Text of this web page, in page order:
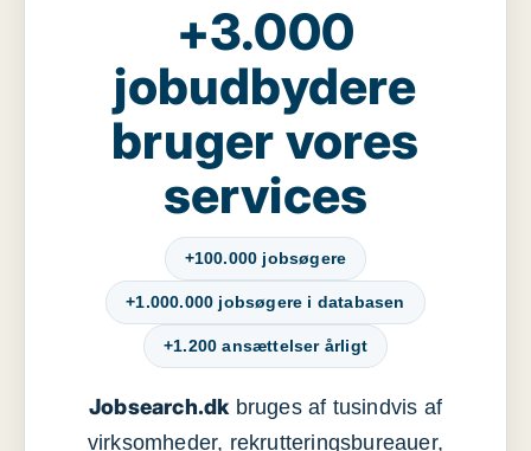
+3.000
jobudbydere
bruger vores
services
+100.000 jobsøgere
+1.000.000 jobsøgere i databasen
+1.200 ansættelser årligt
Jobsearch.dkbruges af tusindvis af
virksomheder, rekrutteringsbureauer,